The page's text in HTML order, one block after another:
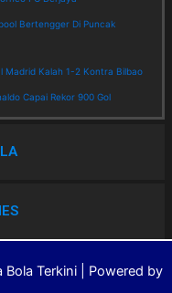
Bertengger Di Puncak
Madrid Kalah 1-2 Kontra Bilbao
Capai Rekor 900 Gol
Terkini | Powered by